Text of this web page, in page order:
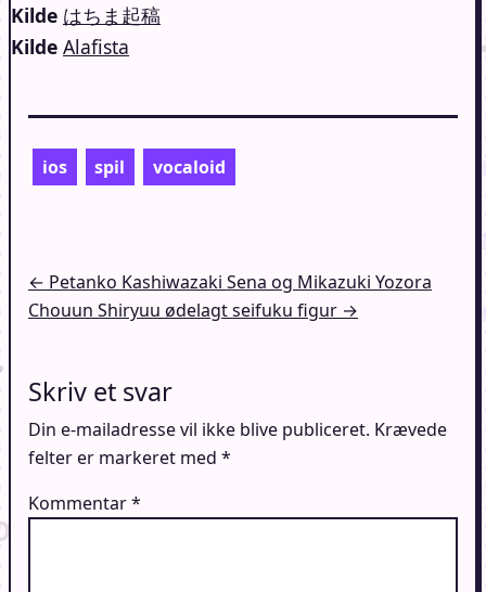
Kilde はちま起稿
Kilde Alafista
ios spil vocaloid
Indlægsnavigation
← Petanko Kashiwazaki Sena og Mikazuki Yozora
Chouun Shiryuu ødelagt seifuku figur →
Skriv et svar
Din e-mailadresse vil ikke blive publiceret. Krævede
felter er markeret med *
Kommentar*